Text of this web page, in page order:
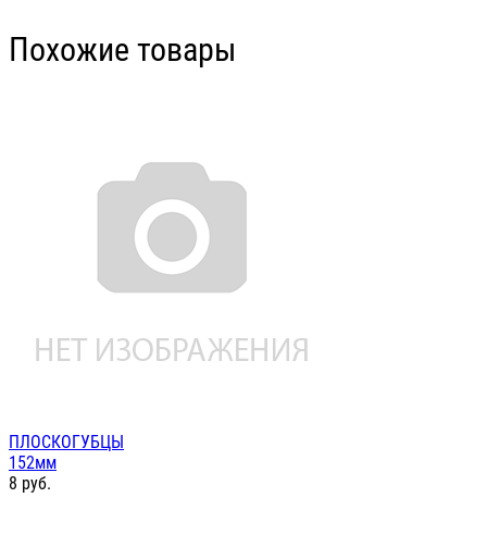
Похожие товары
ПЛОСКОГУБЦЫ
152мм
8 руб.